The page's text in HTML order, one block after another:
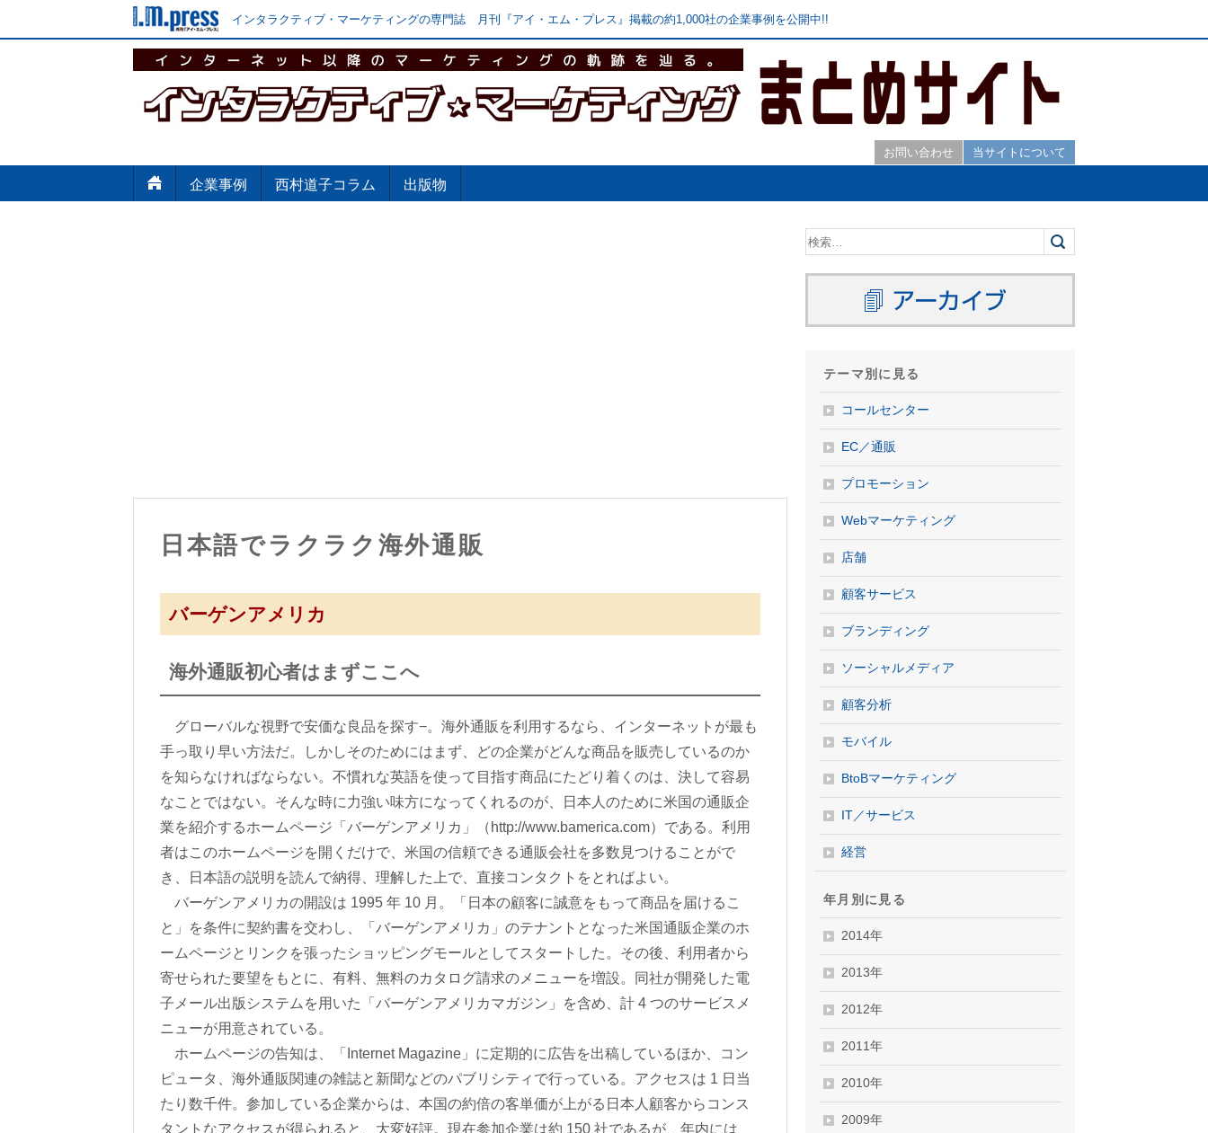
インタラクティブ・マーケティングの専門誌 月刊『アイ・エム・プレス』掲載の約1,000社の企業事例を公開中!!
お問い合わせ 当サイトについて
企業事例 西村道子コラム 出版物
日本語でラクラク海外通販
バーゲンアメリカ
海外通販初心者はまずここへ
グローバルな視野で安価な良品を探す−。海外通販を利用するなら、インターネットが最も
手っ取り早い方法だ。しかしそのためにはまず、どの企業がどんな商品を販売しているのか
を知らなければならない。不慣れな英語を使って目指す商品にたどり着くのは、決して容易
なことではない。そんな時に力強い味方になってくれるのが、日本人のために米国の通販企
業を紹介するホームページ「バーゲンアメリカ」（http://www.bamerica.com）である。利用
者はこのホームページを開くだけで、米国の信頼できる通販会社を多数見つけることがで
き、日本語の説明を読んで納得、理解した上で、直接コンタクトをとればよい。
バーゲンアメリカの開設は 1995 年 10 月。「日本の顧客に誠意をもって商品を届けるこ
と」を条件に契約書を交わし、「バーゲンアメリカ」のテナントとなった米国通販企業のホ
ームページとリンクを張ったショッピングモールとしてスタートした。その後、利用者から
寄せられた要望をもとに、有料、無料のカタログ請求のメニューを増設。同社が開発した電
子メール出版システムを用いた「バーゲンアメリカマガジン」を含め、計 4 つのサービスメ
ニューが用意されている。
ホームページの告知は、「Internet Magazine」に定期的に広告を出稿しているほか、コン
ピュータ、海外通販関連の雑誌と新聞などのパブリシティで行っている。アクセスは 1 日当
たり数千件。参加している企業からは、本国の約倍の客単価が上がる日本人顧客からコンス
タントなアクセスが得られると、大変好評。現在参加企業は約 150 社であるが、年内には
テーマ別に見る
コールセンター
EC／通販
プロモーション
Webマーケティング
店舗
顧客サービス
ブランディング
ソーシャルメディア
顧客分析
モバイル
BtoBマーケティング
IT／サービス
経営
年月別に見る
2014年
2013年
2012年
2011年
2010年
2009年